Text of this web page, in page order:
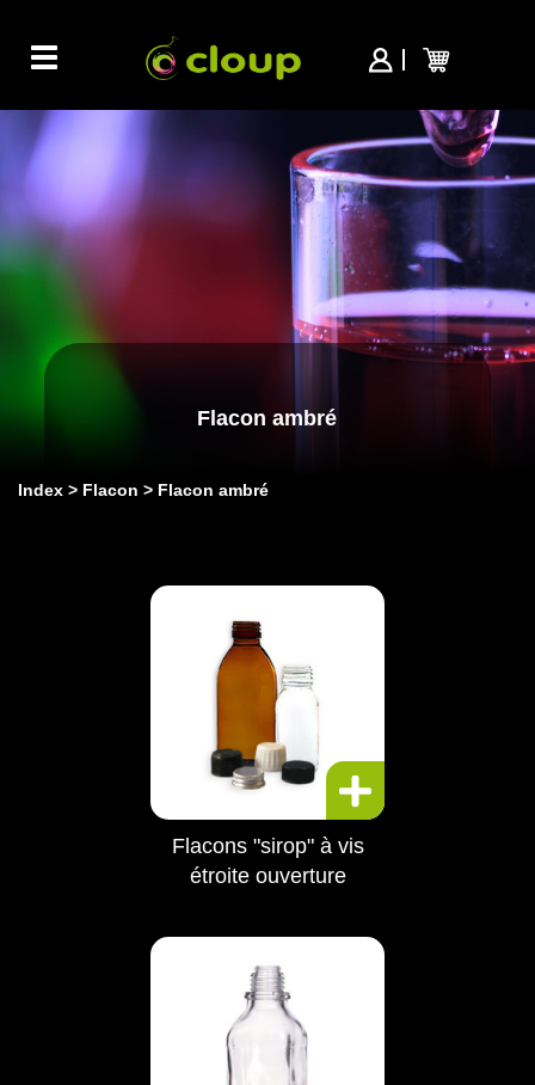
Toggle
navigation
Flacon ambré
Index Flacon Flacon ambré
Flacons "sirop" à vis
étroite ouverture